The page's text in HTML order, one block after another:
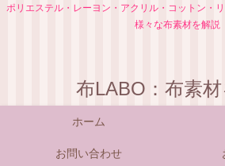
ポリエステル・レーヨン・アクリル・コットン・
様々な布素材を解説
布LABO：布素
ホーム
お問い合わせ